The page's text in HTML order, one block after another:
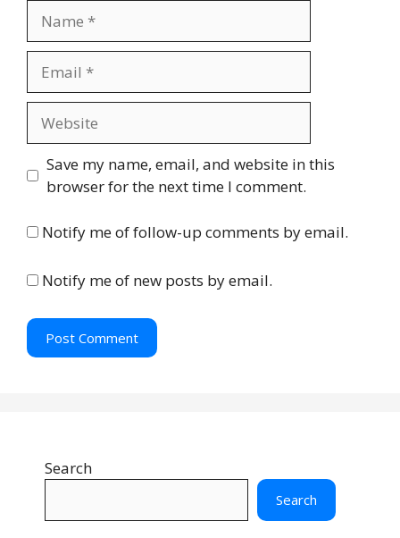
m
a
l
s
t
Save my name, email, and website in this
browser for the next time I comment.
Notify me of follow-up comments by email.
Notify me of new posts by email.
Search
Search